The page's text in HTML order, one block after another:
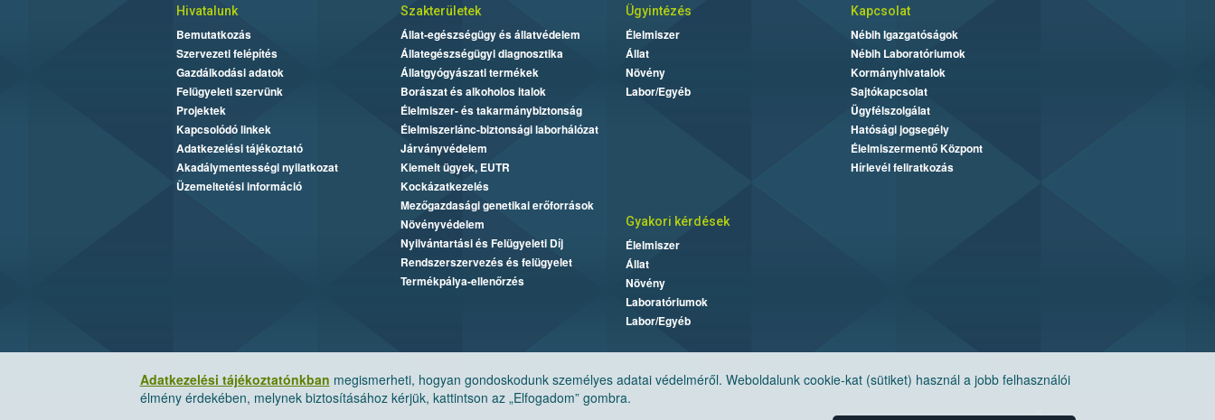
Adatkezelési tájékoztatónkban megismerheti, hogyan gondoskodunk személyes adatai védelméről. Weboldalunk cookie-kat (sütiket) használ a jobb felhasználói
élmény érdekében, melynek biztosításához kérjük, kattintson az „Elfogadom” gombra.
Hivatalunk
Bemutatkozás
Szervezeti felépítés
Gazdálkodási adatok
Felügyeleti szervünk
Projektek
Kapcsolódó linkek
Adatkezelési tájékoztató
Akadálymentességi nyilatkozat
Üzemeltetési információ
Szakterületek
Állat-egészségügy és állatvédelem
Állategészségügyi diagnosztika
Állatgyógyászati termékek
Borászat és alkoholos italok
Élelmiszer- és takarmánybiztonság
Élelmiszerlánc-biztonsági laborhálózat
Járványvédelem
Kiemelt ügyek, EUTR
Kockázatkezelés
Mezőgazdasági genetikai erőforrások
Növényvédelem
Nyilvántartási és Felügyeleti Díj
Rendszerszervezés és felügyelet
Termékpálya-ellenőrzés
Ügyintézés
Élelmiszer
Állat
Növény
Labor/Egyéb
Kapcsolat
Nébih Igazgatóságok
Nébih Laboratóriumok
Kormányhivatalok
Sajtókapcsolat
Ügyfélszolgálat
Hatósági jogsegély
Élelmiszermentő Központ
Hírlevél feliratkozás
Gyakori kérdések
Élelmiszer
Állat
Növény
Laboratóriumok
Labor/Egyéb